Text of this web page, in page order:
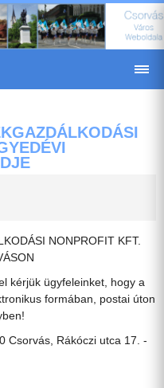
NONPROFIT KFT.
kérjük ügyfeleinket, hogy a
formában, postai úton
Csorvás, Rákóczi utca 17. -